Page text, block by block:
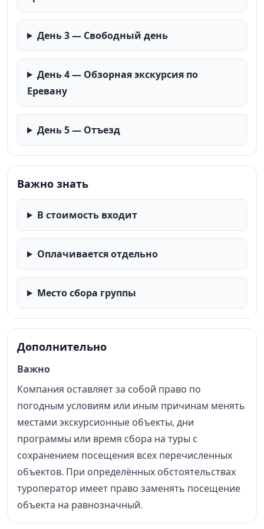
День 3 — Свободный день
День 4 — Обзорная экскурсия по
Еревану
День 5 — Отъезд
Важно знать
В стоимость входит
Оплачивается отдельно
Место сбора группы
Дополнительно
Важно
Компания оставляет за собой право по
погодным условиям или иным причинам менять
местами экскурсионные объекты, дни
программы или время сбора на туры с
сохранением посещения всех перечисленных
объектов. При определённых обстоятельствах
туроператор имеет право заменять посещение
объекта на равнозначный.